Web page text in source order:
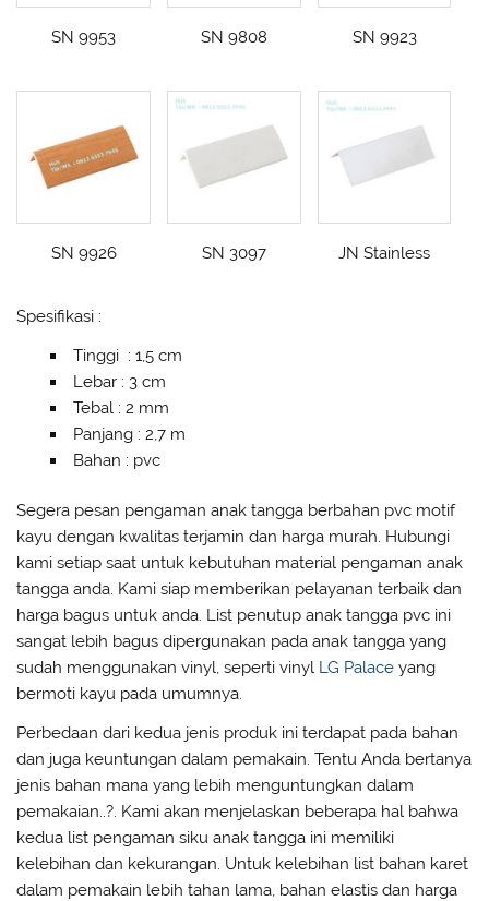
SN 9953 SN 9808 SN 9923
SN 9926 SN 3097 JN Stainless
Spesifikasi :
Tinggi : 1,5 cm
Lebar : 3 cm
Tebal : 2 mm
Panjang : 2,7 m
Bahan : pvc
Segera pesan pengaman anak tangga berbahan pvc motif
kayu dengan kwalitas terjamin dan harga murah. Hubungi
kami setiap saat untuk kebutuhan material pengaman anak
tangga anda. Kami siap memberikan pelayanan terbaik dan
harga bagus untuk anda. List penutup anak tangga pvc ini
sangat lebih bagus dipergunakan pada anak tangga yang
sudah menggunakan vinyl, seperti vinyl LG Palace yang
bermoti kayu pada umumnya.
Perbedaan dari kedua jenis produk ini terdapat pada bahan
dan juga keuntungan dalam pemakain. Tentu Anda bertanya
jenis bahan mana yang lebih menguntungkan dalam
pemakaian..?. Kami akan menjelaskan beberapa hal bahwa
kedua list pengaman siku anak tangga ini memiliki
kelebihan dan kekurangan. Untuk kelebihan list bahan karet
dalam pemakain lebih tahan lama, bahan elastis dan harga